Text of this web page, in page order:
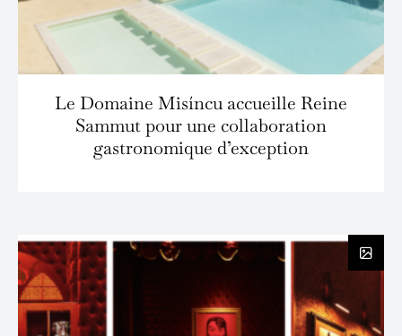
Le Domaine Misíncu accueille Reine
Sammut pour une collaboration
gastronomique d’exception